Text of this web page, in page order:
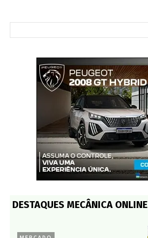
DESTAQUES MECÂNICA ONLINE